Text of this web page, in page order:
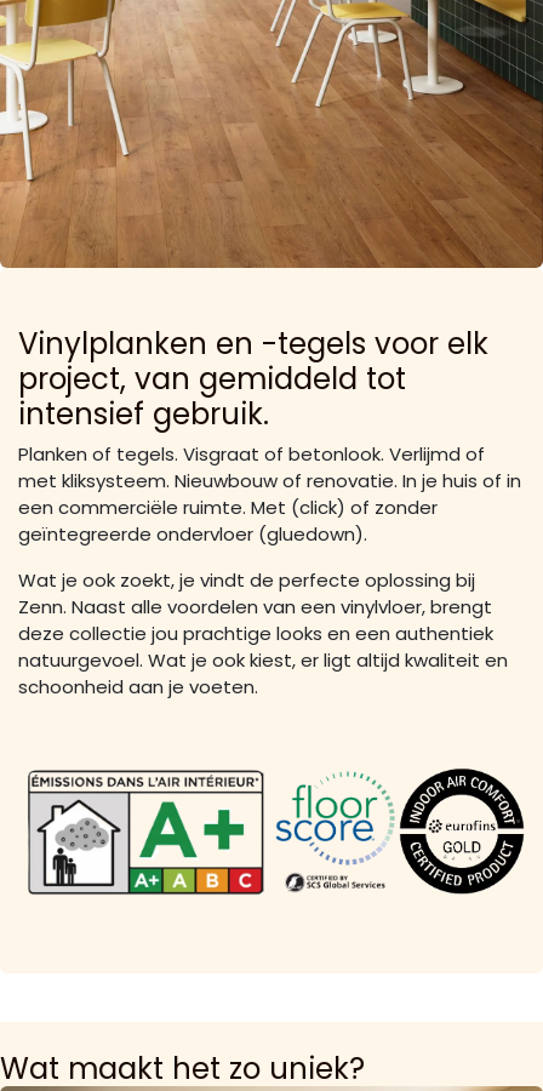
Vinylplanken en -tegels voor elk
project, van gemiddeld tot
intensief gebruik.
Planken of tegels. Visgraat of betonlook. Verlijmd of
met kliksysteem. Nieuwbouw of renovatie. In je huis of in
een commerciële ruimte. Met (click) of zonder
geïntegreerde ondervloer (gluedown).
Wat je ook zoekt, je vindt de perfecte oplossing bij
Zenn. Naast alle voordelen van een vinylvloer, brengt
deze collectie jou prachtige looks en een authentiek
natuurgevoel. Wat je ook kiest, er ligt altijd kwaliteit en
schoonheid aan je voeten.
Wat maakt het zo uniek?